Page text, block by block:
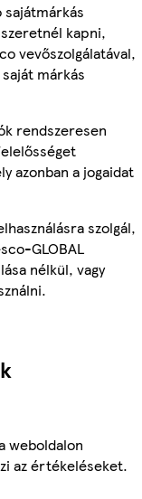
sajátmárkás
kapni,
vevőszolgálatával,
márkás
rendszeresen
azonban a jogaidat
szolgál,
GLOBAL
nélkül, vagy
weboldalon
az értékeléseket.